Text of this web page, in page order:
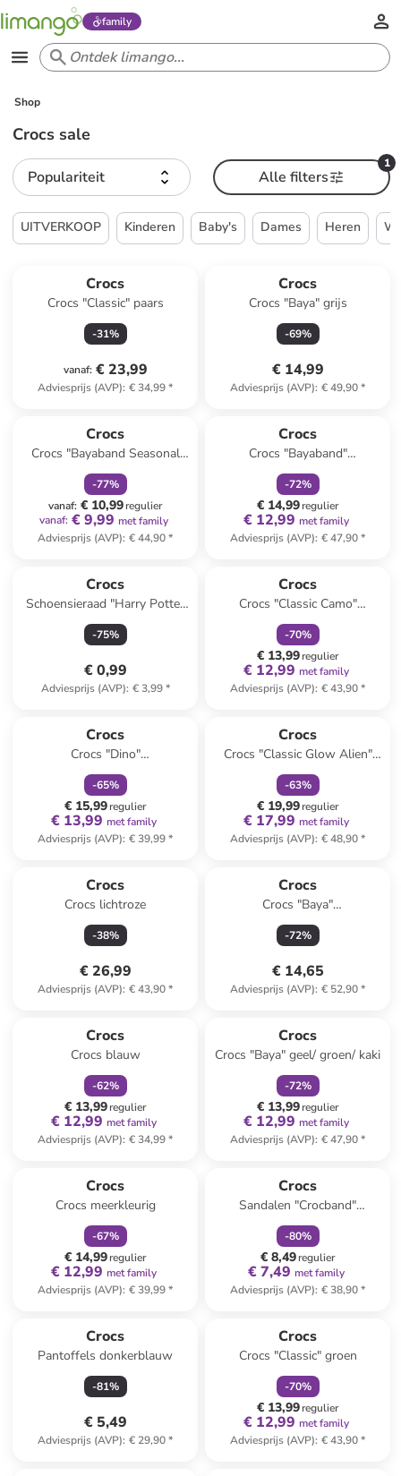
family
Shop
Crocs sale
Populariteit
1
Alle filters
UITVERKOOP Kinderen Baby's Dames Heren
Crocs
Crocs "Classic" paars
-31%
vanaf: € 23,99
Adviesprijs (AVP): € 34,99*
Crocs
Crocs "Baya" grijs
-69%
€ 14,99
Adviesprijs (AVP): € 49,90*
Crocs
Crocs "Bayaband Seasonal
Printed" grijs/zwart/rood
-77%
vanaf: € 10,99regulier
vanaf: € 9,99 met family
Adviesprijs (AVP): € 44,90*
Crocs
Crocs "Bayaband"
grijs/citroengroen
-72%
€ 14,99regulier
€ 12,99 met family
Adviesprijs (AVP): € 47,90*
Crocs
Schoensieraad "Harry Potter
Hufflepuff House" geel/blauw
-75%
€ 0,99
Adviesprijs (AVP): € 3,99*
Crocs
Crocs "Classic Camo"
grijs/zwart
-70%
€ 13,99regulier
€ 12,99 met family
Adviesprijs (AVP): € 43,90*
Crocs
Crocs "Dino"
zwart/meerkleurig
-65%
€ 15,99regulier
€ 13,99 met family
Adviesprijs (AVP): € 39,99*
Crocs
Crocs "Classic Glow Alien"
wit/groen
-63%
€ 19,99regulier
€ 17,99 met family
Adviesprijs (AVP): € 48,90*
Crocs
Crocs lichtroze
-38%
€ 26,99
Adviesprijs (AVP): € 43,90*
Crocs
Crocs "Baya"
zwart/blauw/paars
-72%
€ 14,65
Adviesprijs (AVP): € 52,90*
Crocs
Crocs blauw
-62%
€ 13,99regulier
€ 12,99 met family
Adviesprijs (AVP): € 34,99*
Crocs
Crocs "Baya" geel/ groen/ kaki
-72%
€ 13,99regulier
€ 12,99 met family
Adviesprijs (AVP): € 47,90*
Crocs
Crocs meerkleurig
-67%
€ 14,99regulier
€ 12,99 met family
Adviesprijs (AVP): € 39,99*
Crocs
Sandalen "Crocband"
oranje/paars
-80%
€ 8,49regulier
€ 7,49 met family
Adviesprijs (AVP): € 38,90*
Crocs
Pantoffels donkerblauw
-81%
€ 5,49
Adviesprijs (AVP): € 29,90*
Crocs
Crocs "Classic" groen
-70%
€ 13,99regulier
€ 12,99 met family
Adviesprijs (AVP): € 43,90*